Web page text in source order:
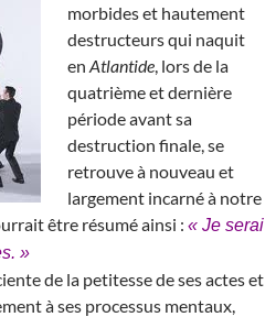
morbides et hautement
destructeurs qui naquit
en Atlantide , lors de la
quatrième et dernière
période avant sa
destruction finale, se
retrouve à nouveau et
largement incarné à notre
être résumé ainsi : « Je serai
»
de la petitesse de ses actes et
à ses processus mentaux,